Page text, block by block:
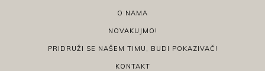
O NAMA
NOVAKUJMO!
PRIDRUŽI SE NAŠEM TIMU, BUDI POKAZIVAČ!
KONTAKT